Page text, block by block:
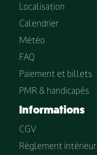
Localisation
Calendrier
Météo
FAQ
Paiement et billets
PMR & handicapés
Informations
CGV
Règlement intérieur